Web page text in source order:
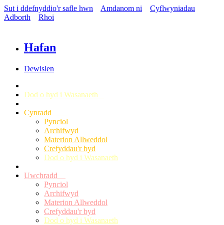
Sut i ddefnyddio'r safle hwn Amdanom ni
Cyflwyniadau
Adborth
Rhoi
Hafan
Dewislen
Dod o hyd i Wasanaeth
Cynradd
Pynciol
Archifwyd
Materion Allweddol
Crefyddau'r byd
Dod o hyd i Wasanaeth
Uwchradd
Pynciol
Archifwyd
Materion Allweddol
Crefyddau'r byd
Dod o hyd i Wasanaeth